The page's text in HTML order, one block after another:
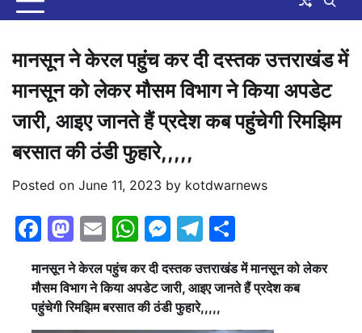
मानसून ने केरल पहुंच कर दी दस्तक उत्तराखंड में
मानसून को लेकर मौसम विभाग ने किया अपडेट
जारी, आइए जानते हैं प्रदेश कब पहुंचेगी रिमझिम
बरसात की ठंडी फुहारे,,,,,
Posted on June 11, 2023 by kotdwarnews
Facebook
Mastodon
EmailWhatsApp
Messenger
Telegram
मानसून ने केरल पहुंच कर दी दस्तक उत्तराखंड में मानसून को लेकर
मौसम विभाग ने किया अपडेट जारी, आइए जानते हैं प्रदेश कब
पहुंचेगी रिमझिम बरसात की ठंडी फुहारे,,,,,